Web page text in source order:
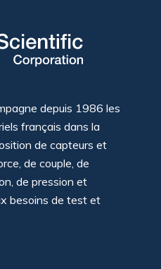
depuis 1986 les
français dans la
de capteurs et
de couple, de
de pression et
besoins de test et